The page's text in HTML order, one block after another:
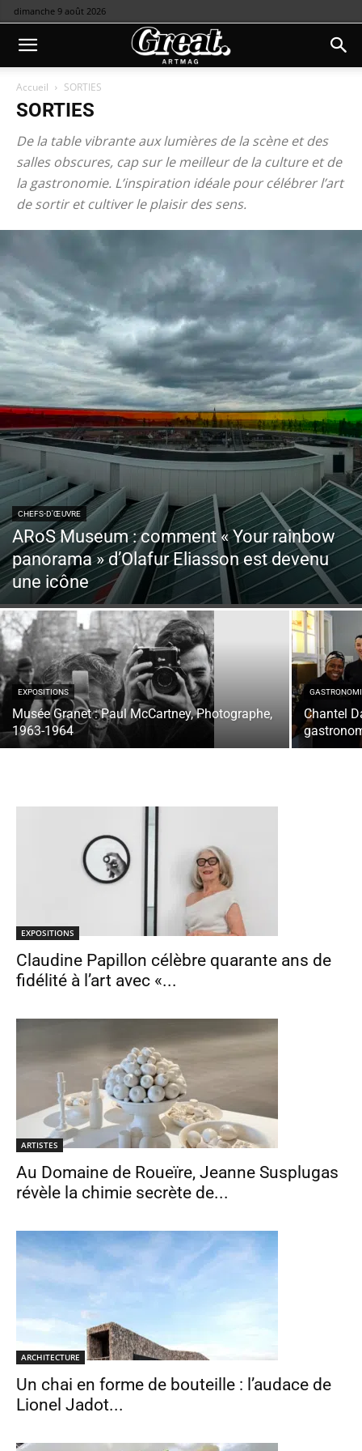
dimanche 9 août 2026
Accueil SORTIES
SORTIES
De la table vibrante aux lumières de la scène et des
salles obscures, cap sur le meilleur de la culture et de
la gastronomie. L’inspiration idéale pour célébrer l’art
de sortir et cultiver le plaisir des sens.
CHEFS-D'ŒUVRE
ARoS Museum : comment « Your rainbow
panorama » d’Olafur Eliasson est devenu
une icône
EXPOSITIONS
Musée Granet : Paul McCartney, Photographe,
1963-1964
Chantel
EXPOSITIONS
Claudine Papillon célèbre quarante ans de
fidélité à l’art avec «...
ARTISTES
Au Domaine de Roueïre, Jeanne Susplugas
révèle la chimie secrète de...
ARCHITECTURE
Un chai en forme de bouteille : l’audace de
Lionel Jadot...